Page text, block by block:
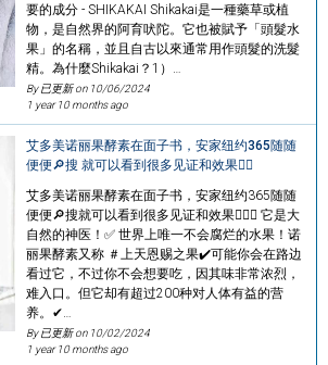
要的成分 - SHIKAKAI Shikakai是一種藥草或植
物，是自然界的阿育吠陀。它也被賦予「頭髮水
果」的名稱，並且自古以來通常用作頭髮的洗髮
精。為什麼Shikakai？1）…
By 已更新 on 10/06/2024
1 year 10 months ago
艾多美诺丽果酵素在面子书，安家纽约365随随
便便🔎搜 就可以看到很多见证和效果👍🏻
艾多美诺丽果酵素在面子书，安家纽约365随随
便便🔎搜就可以看到很多见证和效果👍🏻✅ 它是大
自然的神医！✅ 世界上唯一不会腐烂的水果！诺
丽果酵素又称 ＃上天恩赐之果✔️可能你会在路边
看过它，不过你不会想要吃，因其味非常浓烈，
难入口。但它却有超过200种对人体有益的营
养。✔…
By 已更新 on 10/02/2024
1 year 10 months ago